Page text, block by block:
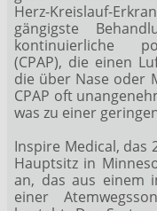
Herz-Kreislauf-
gängigste
kontinuierliche
(CPAP), die einen
die über Nase oder
CPAP oft
was zu einer
Inspire Medical, das
Hauptsitz in
an, das aus einem
einer